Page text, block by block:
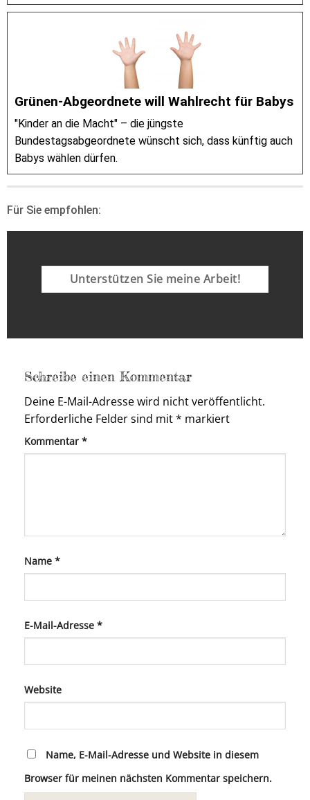
Grünen-Abgeordnete will Wahlrecht für Babys
"Kinder an die Macht" – die jüngste
Bundestagsabgeordnete wünscht sich, dass künftig auch
Babys wählen dürfen.
Für Sie empfohlen:
Unterstützen Sie meine Arbeit!
Schreibe einen Kommentar
Deine E-Mail-Adresse wird nicht veröffentlicht.
Erforderliche Felder sind mit* markiert
Kommentar *
Name *
E-Mail-Adresse *
Website
Name, E-Mail-Adresse und Website in diesem
Browser für meinen nächsten Kommentar speichern.